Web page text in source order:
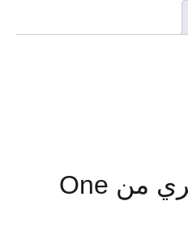
الجرانيت المصري من One